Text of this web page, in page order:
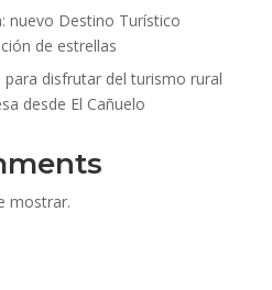
nuevo Destino Turístico
de estrellas
para disfrutar del turismo rural
desde El Cañuelo
mostrar.